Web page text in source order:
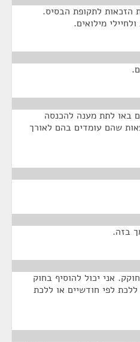
הזכאות לתקופת הבסיס.
מילואים.
באו לתת מענה להכנסה
שהם עומדים בהם לאורך
בזה.
אני יכול להוסיף בחוק
לפי חודשיים או ללכת